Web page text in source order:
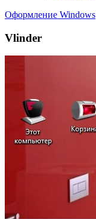
Оформление Windows
Vlinder